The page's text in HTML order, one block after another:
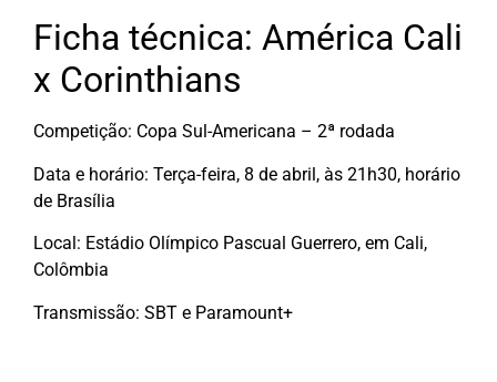
Ficha técnica: América Cali
x Corinthians
Competição: Copa Sul-Americana – 2ª rodada
Data e horário: Terça-feira, 8 de abril, às 21h30, horário
de Brasília
Local: Estádio Olímpico Pascual Guerrero, em Cali,
Colômbia
Transmissão: SBT e Paramount+